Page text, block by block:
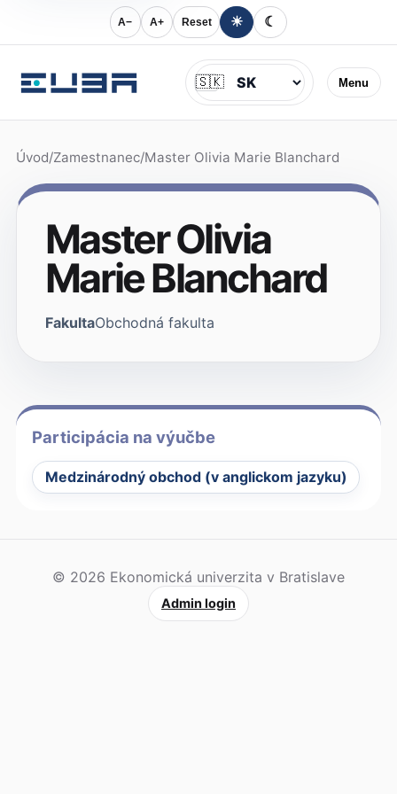
A− A+ Reset ☀ ☾
Menu
Jazyk
🇸🇰
Úvod/Zamestnanec/Master Olivia Marie Blanchard
Master Olivia
Marie Blanchard
FakultaObchodná fakulta
Participácia na výučbe
Medzinárodný obchod (v anglickom jazyku)
© 2026 Ekonomická univerzita v Bratislave
Admin login